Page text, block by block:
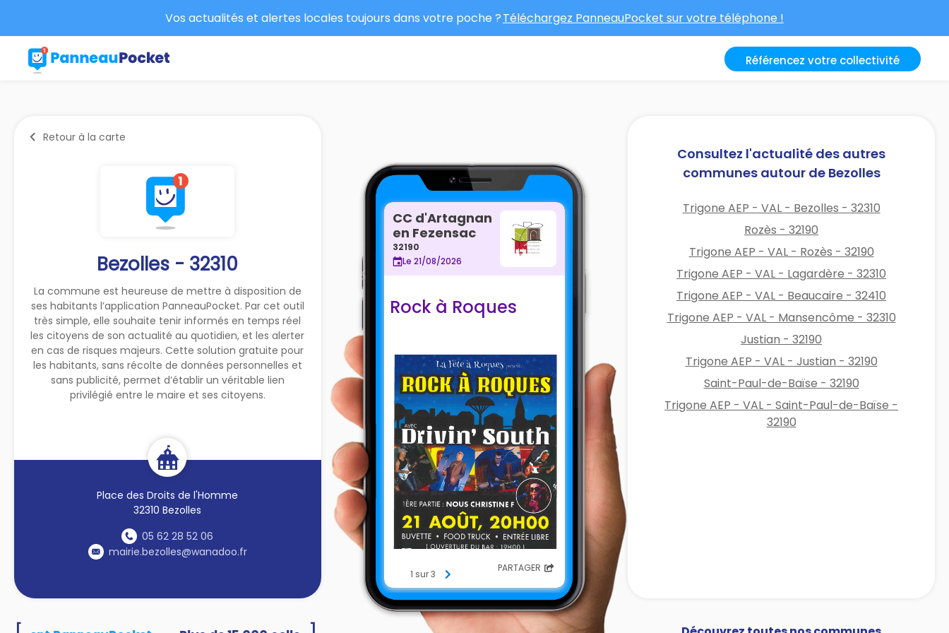
Vos actualités et alertes locales toujours dans votre poche ?Téléchargez PanneauPocket sur votre téléphone !
Référencez votre collectivité
Retour à la carte
Bezolles - 32310
La commune est heureuse de mettre à disposition de
ses habitants l’application PanneauPocket. Par cet outil
très simple, elle souhaite tenir informés en temps réel
les citoyens de son actualité au quotidien, et les alerter
en cas de risques majeurs. Cette solution gratuite pour
les habitants, sans récolte de données personnelles et
sans publicité, permet d’établir un véritable lien
privilégié entre le maire et ses citoyens.
Place des Droits de l'Homme
32310 Bezolles
05 62 28 52 06
mairie.bezolles@wanadoo.fr
CC d'Artagnan
en Fezensac
32190
Le 21/08/2026
Rock à Roques
1 sur 3 PARTAGER
Consultez l'actualité des autres
communes autour de Bezolles
Trigone AEP - VAL - Bezolles - 32310
Rozès - 32190
Trigone AEP - VAL - Rozès - 32190
Trigone AEP - VAL - Lagardère - 32310
Trigone AEP - VAL - Beaucaire - 32410
Trigone AEP - VAL - Mansencôme - 32310
Justian - 32190
Trigone AEP - VAL - Justian - 32190
Saint-Paul-de-Baïse - 32190
Trigone AEP - VAL - Saint-Paul-de-Baïse -
32190